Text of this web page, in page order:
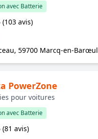
avec Batterie
(103 avis)
59700 Marcq-en-Barœul
PowerZone
pour voitures
avec Batterie
(81 avis)